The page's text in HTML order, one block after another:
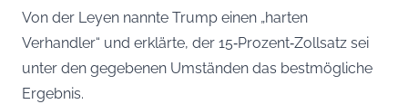
Von der Leyen nannte Trump einen „harten
Verhandler“ und erklärte, der 15‑Prozent‑Zollsatz sei
unter den gegebenen Umständen das bestmögliche
Ergebnis.